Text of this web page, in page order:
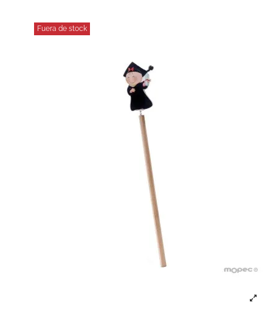
Fuera de stock